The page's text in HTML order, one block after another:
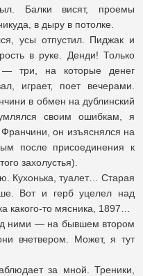
Балки висят, проемы
в дыру в потолке.
усы отпустил. Пиджак и
в руке. Денди! Только
— три, на которые денег
играет, поет вечерами.
в обмен на дублинский
своим ошибкам, я
он изъяснялся на
после присоединения к
захолустья).
Кухонька, туалет… Старая
Вот и герб уцелел над
какого-то мясника, 1897…
ними — на бывшем втором
вчетвером. Может, я тут
за мной. Треники,